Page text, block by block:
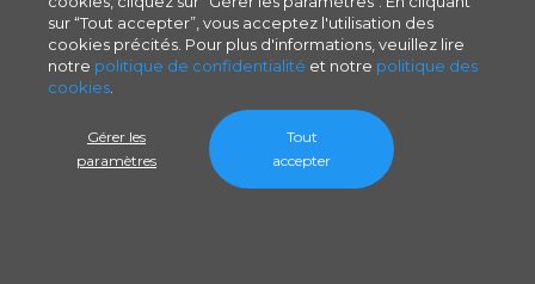
sur “Tout accepter”, vous acceptez l'utilisation des
cookies précités. Pour plus d'informations, veuillez lire
notre politique de confidentialité et notre politique des
cookies
Gérer les
paramètres
Tout
accepter